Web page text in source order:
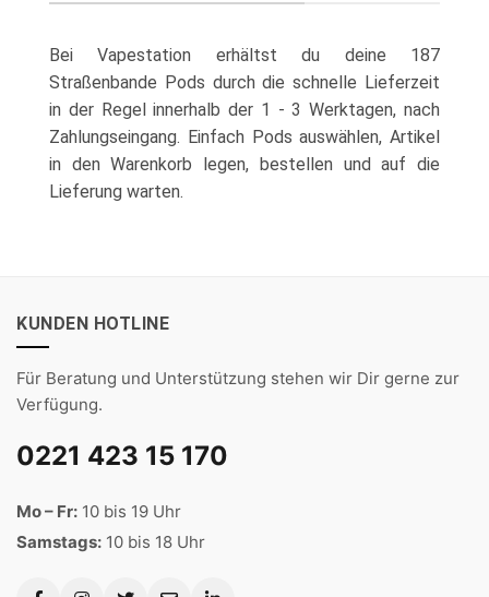
Bei Vapestation erhältst du deine 187
Straßenbande Pods durch die schnelle Lieferzeit
in der Regel innerhalb der 1 - 3 Werktagen, nach
Zahlungseingang. Einfach Pods auswählen, Artikel
in den Warenkorb legen, bestellen und auf die
Lieferung warten.
KUNDEN HOTLINE
Für Beratung und Unterstützung stehen wir Dir gerne zur
Verfügung.
0221 423 15 170
Mo – Fr: 10 bis 19 Uhr
Samstags: 10 bis 18 Uhr